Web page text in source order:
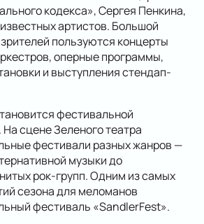
кодекса», Сергея Пенкина,
артистов. Большой
пользуются концерты
оперные программы,
и выступления стендап-
фестивальной
сцене Зеленого театра
фестивали разных жанров —
музыки до
рок-групп. Одним из самых
сезона для меломанов
фестиваль «SandlerFest».